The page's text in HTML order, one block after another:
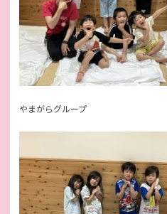
やまがらグループ